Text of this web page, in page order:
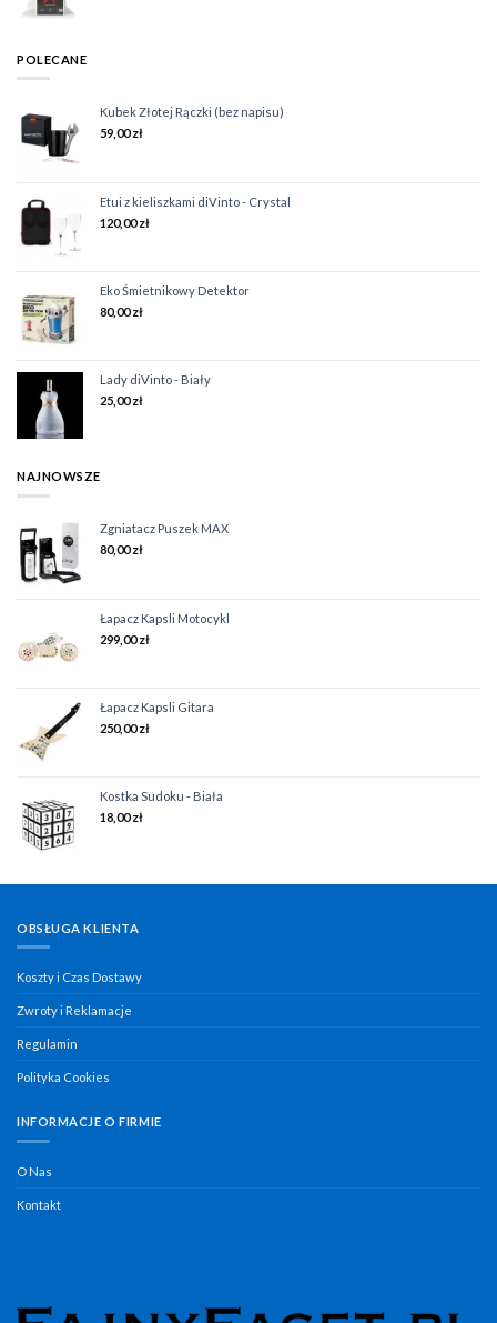
POLECANE
Kubek Złotej Rączki (bez napisu)
59,00zł
Etui z kieliszkami diVinto - Crystal
120,00zł
Eko Śmietnikowy Detektor
80,00zł
Lady diVinto - Biały
25,00zł
NAJNOWSZE
Zgniatacz Puszek MAX
80,00zł
Łapacz Kapsli Motocykl
299,00zł
Łapacz Kapsli Gitara
250,00zł
Kostka Sudoku - Biała
18,00zł
OBSŁUGA KLIENTA
Koszty i Czas Dostawy
Zwroty i Reklamacje
Regulamin
Polityka Cookies
INFORMACJE O FIRMIE
O Nas
Kontakt